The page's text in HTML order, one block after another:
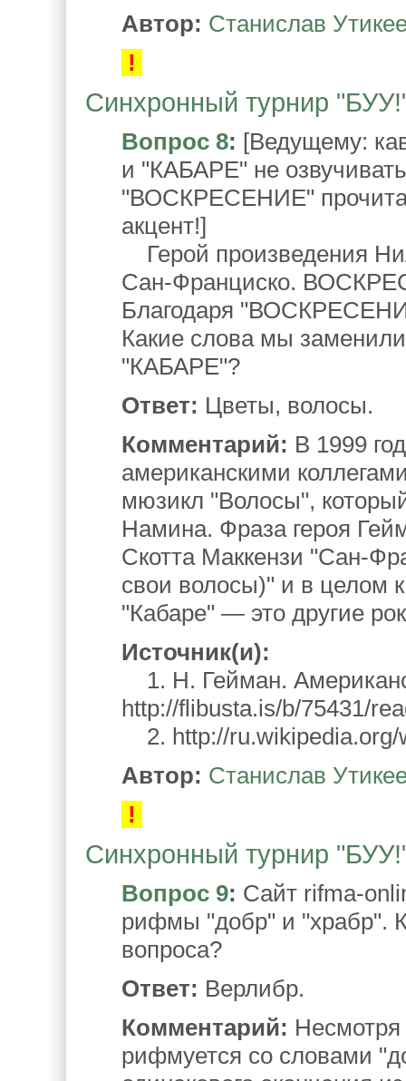
Автор: Станислав
!
Синхронный турнир
Вопрос 8: [Ведущему:
и "КАБАРЕ" не
"ВОСКРЕСЕНИЕ"
акцент!]
Герой произведения
Сан-Франциско.
Благодаря
Какие слова мы
"КАБАРЕ"?
Ответ: Цветы, волосы.
Комментарий: В 1999
американскими
мюзикл "Волосы",
Намина. Фраза героя
Скотта Маккензи "Сан-
свои волосы)" и в целом
"Кабаре" — это другие
Источник(и):
1. Н. Гейман.
http://flibusta.is/b/75431/
2. http://
Автор: Станислав
!
Синхронный турнир
Вопрос 9: Сайт rifma-
рифмы "добр" и "храбр".
вопроса?
Ответ: Верлибр.
Комментарий: Несмотря
рифмуется со словами